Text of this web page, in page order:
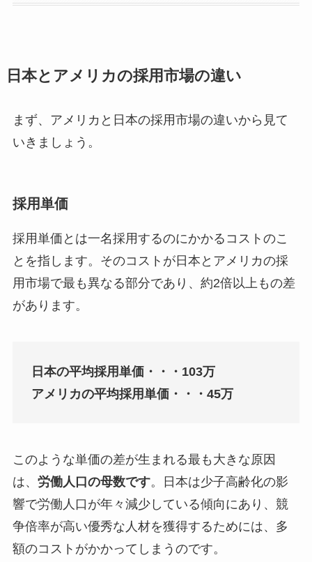
日本とアメリカの採用市場の違い
まず、アメリカと日本の採用市場の違いから見て
いきましょう。
採用単価
採用単価とは一名採用するのにかかるコストのこ
とを指します。そのコストが日本とアメリカの採
用市場で最も異なる部分であり、約2倍以上もの差
があります。
日本の平均採用単価・・・103万
アメリカの平均採用単価・・・45万
このような単価の差が生まれる最も大きな原因
は、 労働人口の母数です。日本は少子高齢化の影
響で労働人口が年々減少している傾向にあり、競
争倍率が高い優秀な人材を獲得するためには、多
額のコストがかかってしまうのです。